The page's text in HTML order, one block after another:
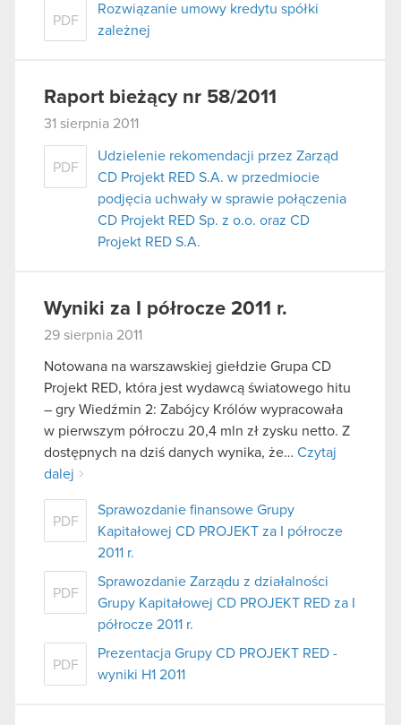
PDF
Rozwiązanie umowy kredytu spółki
zależnej
Raport bieżący nr 58/2011
31 sierpnia 2011
PDF
Udzielenie rekomendacji przez Zarząd
CD Projekt RED S.A. w przedmiocie
podjęcia uchwały w sprawie połączenia
CD Projekt RED Sp. z o.o. oraz CD
Projekt RED S.A.
Wyniki za I półrocze 2011 r.
29 sierpnia 2011
Notowana na warszawskiej giełdzie Grupa CD
Projekt RED, która jest wydawcą światowego hitu
– gry Wiedźmin 2: Zabójcy Królów wypracowała
w pierwszym półroczu 20,4 mln zł zysku netto. Z
dostępnych na dziś danych wynika, że… Czytaj
dalej
PDF
Sprawozdanie finansowe Grupy
Kapitałowej CD PROJEKT za I półrocze
2011 r.
PDF
Sprawozdanie Zarządu z działalności
Grupy Kapitałowej CD PROJEKT RED za I
półrocze 2011 r.
PDF
Prezentacja Grupy CD PROJEKT RED -
wyniki H1 2011